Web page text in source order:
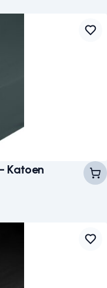
Katoen